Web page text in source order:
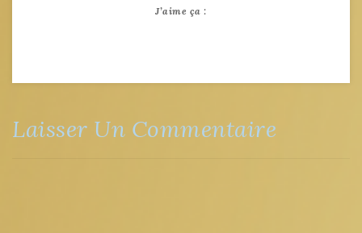
J’aime ça :
Laisser Un Commentaire